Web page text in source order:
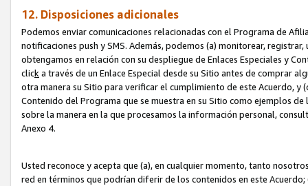
12. Disposiciones adicionales
Podemos enviar comunicaciones relacionadas con el Programa de
notificaciones push y SMS. Además, podemos (a) monitorear,
obtengamos en relación con su despliegue de Enlaces Especiales y
clicka través de un Enlace Especial desde su Sitio antes de comprar
otra manera su Sitio para verificar el cumplimiento de este Acuerdo,
Contenido del Programa que se muestra en su Sitio como ejemplos
sobre la manera en la que procesamos la información personal,
Anexo 4.
Usted reconoce y acepta que (a), en cualquier momento, tanto
red en términos que podrían diferir de los contenidos en este